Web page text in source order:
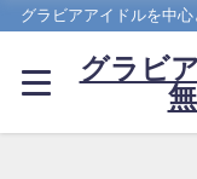
グラビアアイドルを中
グラビ